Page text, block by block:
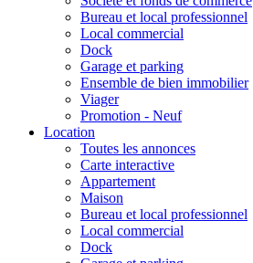
Bureau et local professionnel
Local commercial
Dock
Garage et parking
Ensemble de bien immobilier
Viager
Promotion - Neuf
Location
Toutes les annonces
Carte interactive
Appartement
Maison
Bureau et local professionnel
Local commercial
Dock